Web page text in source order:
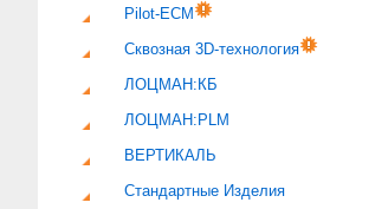
Pilot-ECM
Сквозная 3D-технология
ЛОЦМАН:КБ
ЛОЦМАН:PLM
ВЕРТИКАЛЬ
Стандартные Изделия